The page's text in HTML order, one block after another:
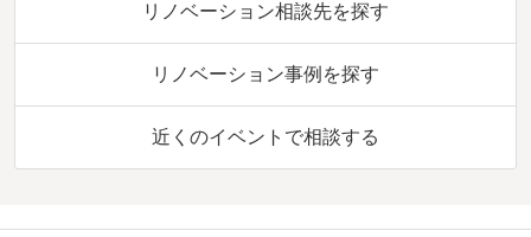
リノベーション相談先を探す
リノベーション事例を探す
近くのイベントで相談する